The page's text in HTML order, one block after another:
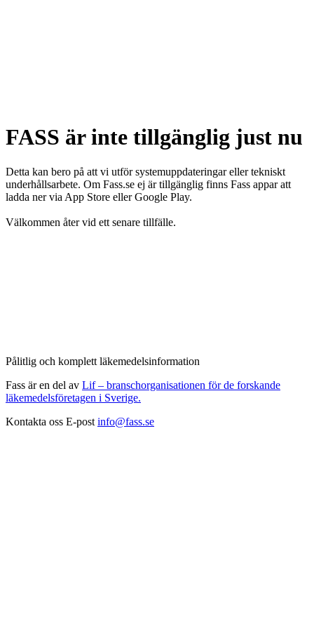
FASS är inte tillgänglig just nu
Detta kan bero på att vi utför systemuppdateringar eller tekniskt
underhållsarbete. Om Fass.se ej är tillgänglig finns Fass appar att
ladda ner via App Store eller Google Play.
Välkommen åter vid ett senare tillfälle.
Pålitlig och komplett läkemedelsinformation
Fass är en del av Lif – branschorganisationen för de forskande
läkemedelsföretagen i Sverige.
Kontakta oss E-post info@fass.se